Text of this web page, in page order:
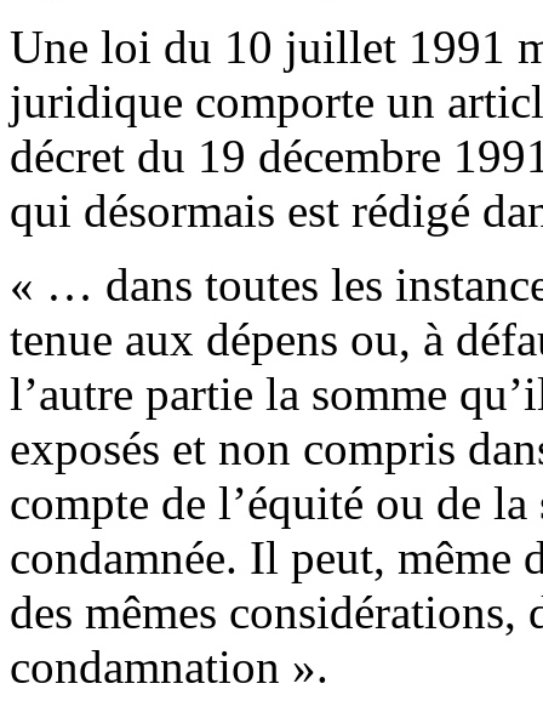
Une loi du 10 juillet 1991
juridique comporte un
décret du 19 décembre
qui désormais est rédigé
« … dans toutes les
tenue aux dépens ou, à
l’autre partie la somme
exposés et non compris
compte de l’équité ou de
condamnée. Il peut, même
des mêmes considérations,
condamnation ».